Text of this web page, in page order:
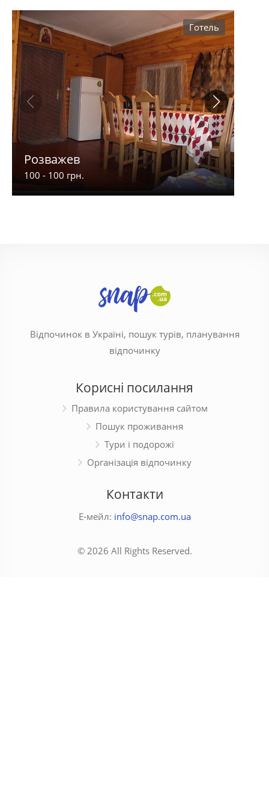
Готель
Розважев
100 - 100 грн.
Відпочинок в Україні, пошук турів, планування
відпочинку
Корисні посилання
Правила користування сайтом
Пошук проживання
Тури і подорожі
Організація відпочинку
Контакти
Е-мейл: info@snap.com.ua
© 2026 All Rights Reserved.